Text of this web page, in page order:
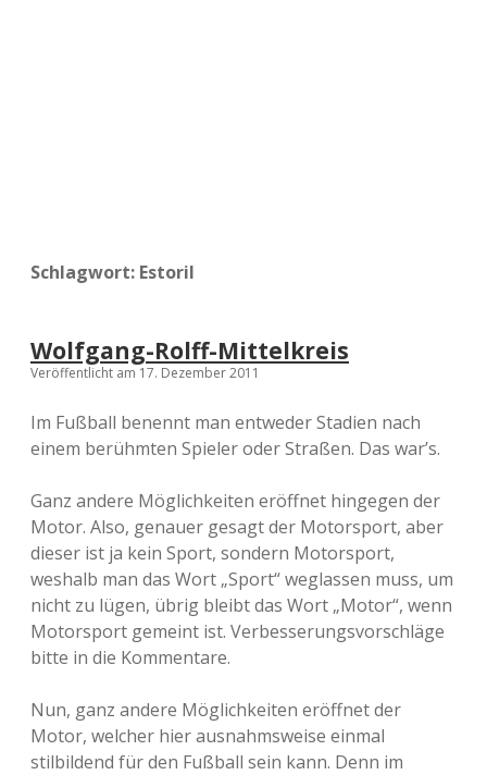
Schlagwort: Estoril
Wolfgang-Rolff-Mittelkreis
Veröffentlicht am 17. Dezember 2011
Im Fußball benennt man entweder Stadien nach
einem berühmten Spieler oder Straßen. Das war’s.
Ganz andere Möglichkeiten eröffnet hingegen der
Motor. Also, genauer gesagt der Motorsport, aber
dieser ist ja kein Sport, sondern Motorsport,
weshalb man das Wort „Sport“ weglassen muss, um
nicht zu lügen, übrig bleibt das Wort „Motor“, wenn
Motorsport gemeint ist. Verbesserungsvorschläge
bitte in die Kommentare.
Nun, ganz andere Möglichkeiten eröffnet der
Motor, welcher hier ausnahmsweise einmal
stilbildend für den Fußball sein kann. Denn im